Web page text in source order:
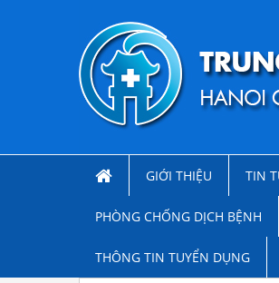
GIỚI THIỆU TIN
PHÒNG CHỐNG DỊCH BỆNH
THÔNG TIN TUYỂN DỤNG